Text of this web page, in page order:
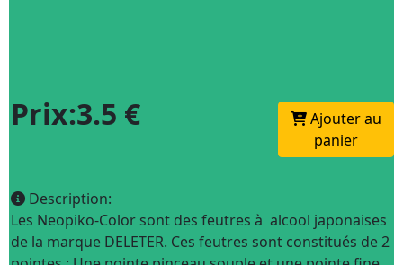
Prix:3.5 €
Ajouter au
panier
Description:
Les Neopiko-Color sont des feutres à alcool japonaises
de la marque DELETER. Ces feutres sont constitués de 2